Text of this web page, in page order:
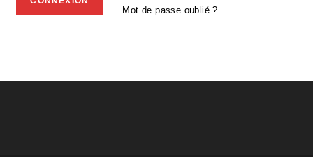
Mot de passe oublié ?